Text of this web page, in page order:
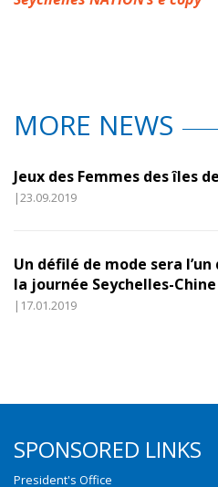
MORE NEWS
Jeux des Femmes des îles
|23.09.2019
Un défilé de mode sera
la journée Seychelles-
|17.01.2019
SPONSORED LINKS
President's Office